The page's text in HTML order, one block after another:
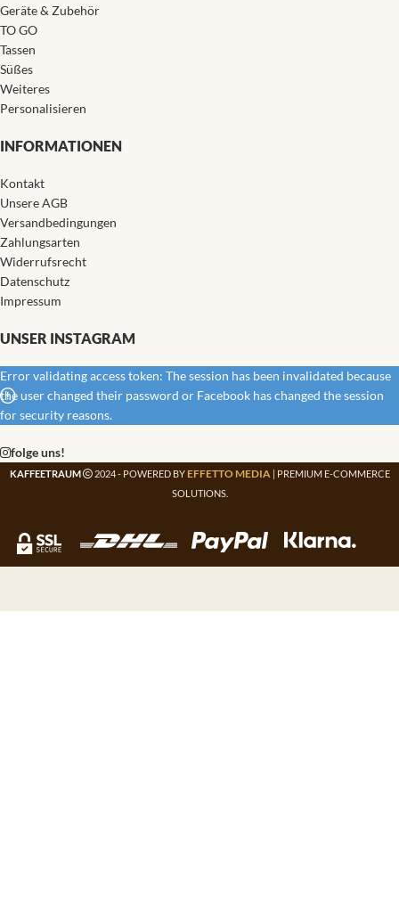
Geräte & Zubehör
TO GO
Tassen
Süßes
Weiteres
Personalisieren
INFORMATIONEN
Kontakt
Unsere AGB
Versandbedingungen
Zahlungsarten
Widerrufsrecht
Datenschutz
Impressum
UNSER INSTAGRAM
Error validating access token: The session has been invalidated because
the user changed their password or Facebook has changed the session
for security reasons.
folge uns!
KAFFEETRAUM 2024 - POWERED BY EFFETTO MEDIA | PREMIUM E-COMMERCE
SOLUTIONS.